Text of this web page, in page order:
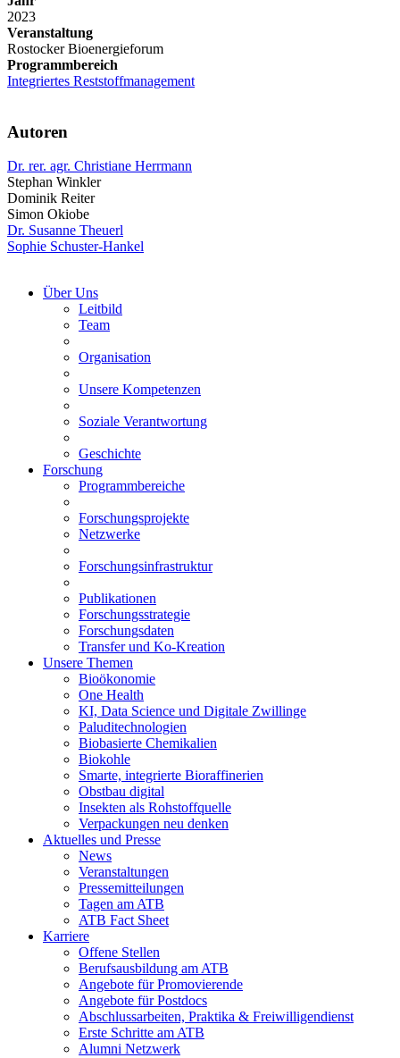
2023
Veranstaltung
Rostocker Bioenergieforum
Programmbereich
Integriertes Reststoffmanagement
Autoren
Dr. rer. agr. Christiane Herrmann
Stephan Winkler
Dominik Reiter
Simon Okiobe
Dr. Susanne Theuerl
Sophie Schuster-Hankel
Über Uns
Leitbild
Team
Organisation
Unsere Kompetenzen
Soziale Verantwortung
Geschichte
Forschung
Programmbereiche
Forschungsprojekte
Netzwerke
Forschungsinfrastruktur
Publikationen
Forschungsstrategie
Forschungsdaten
Transfer und Ko-Kreation
Unsere Themen
Bioökonomie
One Health
KI, Data Science und Digitale Zwillinge
Paluditechnologien
Biobasierte Chemikalien
Biokohle
Smarte, integrierte Bioraffinerien
Obstbau digital
Insekten als Rohstoffquelle
Verpackungen neu denken
Aktuelles und Presse
News
Veranstaltungen
Pressemitteilungen
Tagen am ATB
ATB Fact Sheet
Karriere
Offene Stellen
Berufsausbildung am ATB
Angebote für Promovierende
Angebote für Postdocs
Abschlussarbeiten, Praktika & Freiwilligendienst
Erste Schritte am ATB
Alumni Netzwerk